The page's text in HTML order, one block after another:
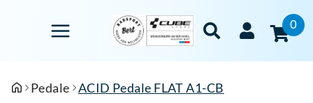
0
Pedale ACID Pedale FLAT A1-CB